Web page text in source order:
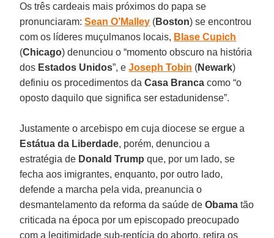
Os três cardeais mais próximos do papa se
pronunciaram:Sean O’Malley (Boston) se encontrou
com os líderes muçulmanos locais, Blase Cupich
(Chicago) denunciou o “momento obscuro na história
dos Estados Unidos”, eJoseph Tobin (Newark)
definiu os procedimentos daCasa Branca como “o
oposto daquilo que significa ser estadunidense”.
Justamente o arcebispo em cuja diocese se ergue a
Estátua da Liberdade, porém, denunciou a
estratégia de Donald Trump que, por um lado, se
fecha aos imigrantes, enquanto, por outro lado,
defende a marcha pela vida, preanuncia o
desmantelamento da reforma da saúde deObama tão
criticada na época por um episcopado preocupado
com a legitimidade sub-reptícia do aborto, retira os